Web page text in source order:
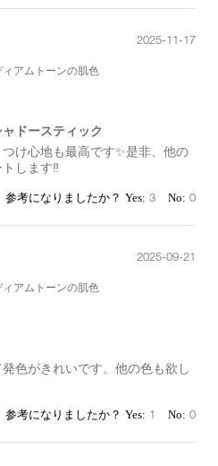
アムトーンの肌色
ドースティック
け心地も最高です✨是非、他の
します‼️
2025-11-17
3 0
アムトーンの肌色
色がきれいです。他の色も欲し
2025-09-21
1 0